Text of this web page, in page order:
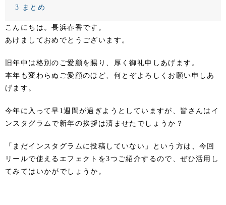
3 まとめ
こんにちは。長浜春香です。
あけましておめでとうございます。
旧年中は格別のご愛顧を賜り、厚く御礼申しあげます。
本年も変わらぬご愛顧のほど、何とぞよろしくお願い申しあ
げます。
今年に入って早1週間が過ぎようとしていますが、皆さんはイ
ンスタグラムで新年の挨拶は済ませたでしょうか？
「まだインスタグラムに投稿していない」という方は、今回
リールで使えるエフェクトを3つご紹介するので、ぜひ活用し
てみてはいかがでしょうか。